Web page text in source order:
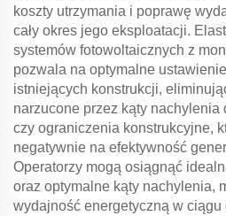
koszty utrzymania i poprawę
cały okres jego eksploatacji.
systemów fotowoltaicznych z
pozwala na optymalne
istniejących konstrukcji,
narzucone przez kąty nachylenia
czy ograniczenia konstrukcyjne,
negatywnie na efektywność
Operatorzy mogą osiągnąć
oraz optymalne kąty nachylenia,
wydajność energetyczną w